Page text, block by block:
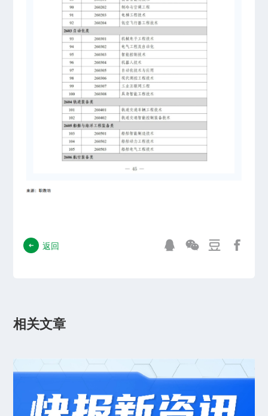
返回
相关文章